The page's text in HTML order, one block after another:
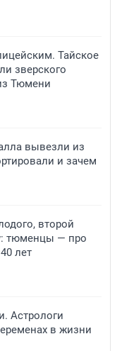
Тайское
зверского
Тюмени
вывезли из
и зачем
второй
тюменцы — про
лет
Астрологи
в жизни